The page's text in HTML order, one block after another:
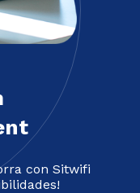
con Sitwifi